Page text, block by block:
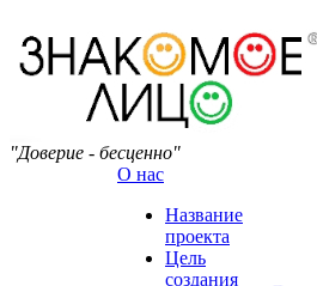
"Доверие - бесценно"
О нас
Название
проекта
Цель
создания